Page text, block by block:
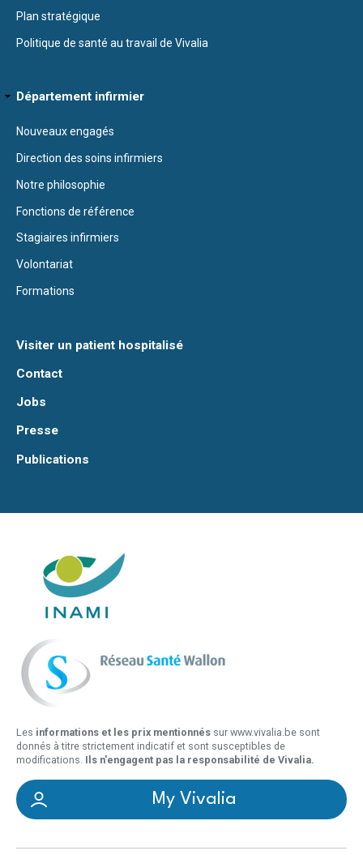
Plan stratégique
Politique de santé au travail de Vivalia
Département infirmier
Nouveaux engagés
Direction des soins infirmiers
Notre philosophie
Fonctions de référence
Stagiaires infirmiers
Volontariat
Formations
Visiter un patient hospitalisé
Contact
Jobs
Presse
Publications
Les informations et les prix mentionnés sur www.vivalia.be sont
donnés à titre strictement indicatif et sont susceptibles de
modifications. Ils n'engagent pas la responsabilité de Vivalia.
My Vivalia